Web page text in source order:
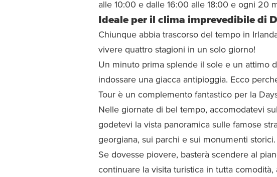
alle 10:00 e dalle 16:00 alle 18:00 e ogni 20
Ideale per il clima imprevedibile di
Chiunque abbia trascorso del tempo in
vivere quattro stagioni in un solo giorno!
Un minuto prima splende il sole e un attimo
indossare una giacca antipioggia. Ecco
Tour è un complemento fantastico per la
Nelle giornate di bel tempo, accomodatevi
godetevi la vista panoramica sulle famose
georgiana, sui parchi e sui monumenti storici.
Se dovesse piovere, basterà scendere al
continuare la visita turistica in tutta